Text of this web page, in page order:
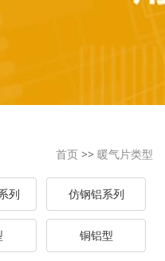
首页 >> 暖气片类型
列 仿钢铝系列
铜铝型